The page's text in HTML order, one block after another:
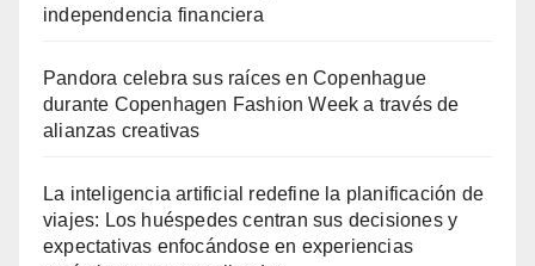
independencia financiera
Pandora celebra sus raíces en Copenhague
durante Copenhagen Fashion Week a través de
alianzas creativas
La inteligencia artificial redefine la planificación de
viajes: Los huéspedes centran sus decisiones y
expectativas enfocándose en experiencias